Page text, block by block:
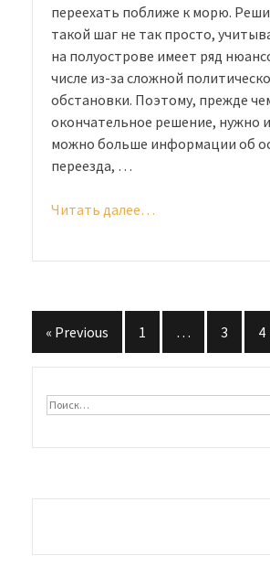
переехать поближе к морю.
такой шаг не так просто,
на полуострове имеет ряд
числе из-за сложной
обстановки. Поэтому, прежде
окончательное решение, нужно
можно больше информации об
переезда, …
Читать далее…
что
нужно
Навигация
по
записям
« Previous 1 … 3 4
Найти: